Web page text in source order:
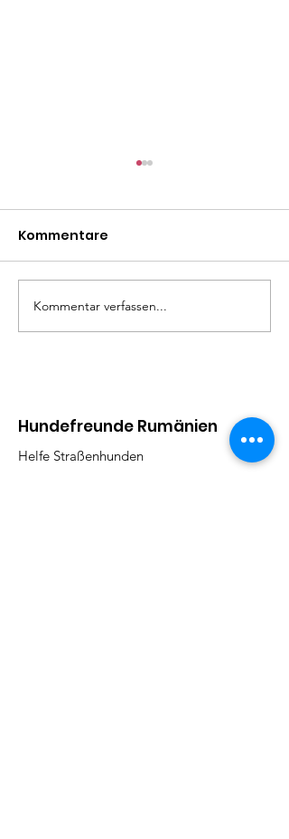
Kommentare
Kommentar verfassen...
Hundefreunde Rumänien
Helfe Straßenhunden